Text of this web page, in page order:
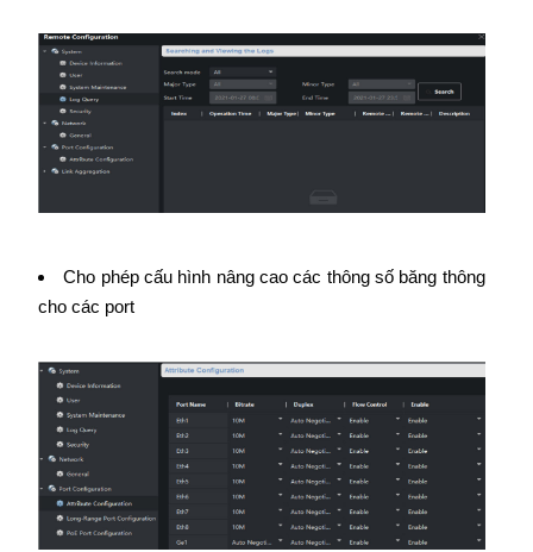
Cho phép cấu hình nâng cao các thông số băng thông
cho các port